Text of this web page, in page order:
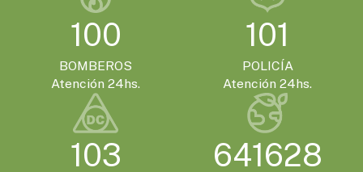
100
BOMBEROS
Atención 24hs.
101
POLICÍA
Atención 24hs.
103 641628